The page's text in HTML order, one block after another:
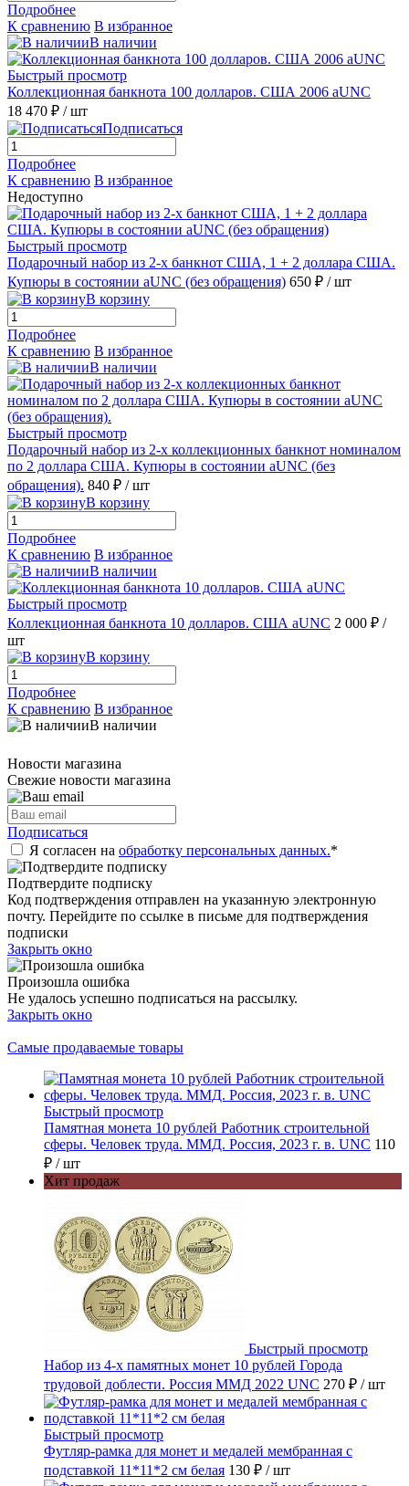
Подробнее
К сравнению В избранное
В наличии
Быстрый просмотр
Коллекционная банкнота 100 долларов. США 2006 aUNC
18 470 ₽ / шт
Подписаться
Подробнее
К сравнению В избранное
Недоступно
Быстрый просмотр
Подарочный набор из 2-х банкнот США, 1 + 2 доллара США.
Купюры в состоянии аUNC (без обращения) 650 ₽ / шт
В корзину
Подробнее
К сравнению В избранное
В наличии
Быстрый просмотр
Подарочный набор из 2-х коллекционных банкнот номиналом
по 2 доллара США. Купюры в состоянии аUNC (без
обращения). 840 ₽ / шт
В корзину
Подробнее
К сравнению В избранное
В наличии
Быстрый просмотр
Коллекционная банкнота 10 долларов. США aUNC 2 000 ₽ /
шт
В корзину
Подробнее
К сравнению В избранное
В наличии
Новости магазина
Свежие новости магазина
Подписаться
Я согласен на обработку персональных данных.*
Подтвердите подписку
Код подтверждения отправлен на указанную электронную
почту. Перейдите по ссылке в письме для подтверждения
подписки
Закрыть окно
Произошла ошибка
Не удалось успешно подписаться на рассылку.
Закрыть окно
Самые продаваемые товары
Быстрый просмотр
Памятная монета 10 рублей Работник строительной
сферы. Человек труда. ММД. Россия, 2023 г. в. UNC 110
₽ / шт
Хит продаж
Быстрый просмотр
Набор из 4-х памятных монет 10 рублей Города
трудовой доблести. Россия ММД 2022 UNC 270 ₽ / шт
Быстрый просмотр
Футляр-рамка для монет и медалей мембранная с
подставкой 11*11*2 см белая 130 ₽ / шт